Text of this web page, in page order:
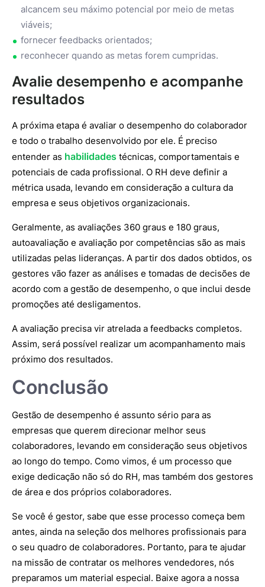
alcancem seu máximo potencial por meio de metas
viáveis;
fornecer feedbacks orientados;
reconhecer quando as metas forem cumpridas.
Avalie desempenho e acompanhe
resultados
A próxima etapa é avaliar o desempenho do colaborador
e todo o trabalho desenvolvido por ele. É preciso
entender as habilidades técnicas, comportamentais e
potenciais de cada profissional. O RH deve definir a
métrica usada, levando em consideração a cultura da
empresa e seus objetivos organizacionais.
Geralmente, as avaliações 360 graus e 180 graus,
autoavaliação e avaliação por competências são as mais
utilizadas pelas lideranças. A partir dos dados obtidos, os
gestores vão fazer as análises e tomadas de decisões de
acordo com a gestão de desempenho, o que inclui desde
promoções até desligamentos.
A avaliação precisa vir atrelada a feedbacks completos.
Assim, será possível realizar um acompanhamento mais
próximo dos resultados.
Conclusão
Gestão de desempenho é assunto sério para as
empresas que querem direcionar melhor seus
colaboradores, levando em consideração seus objetivos
ao longo do tempo. Como vimos, é um processo que
exige dedicação não só do RH, mas também dos gestores
de área e dos próprios colaboradores.
Se você é gestor, sabe que esse processo começa bem
antes, ainda na seleção dos melhores profissionais para
o seu quadro de colaboradores. Portanto, para te ajudar
na missão de contratar os melhores vendedores, nós
preparamos um material especial. Baixe agora a nossa